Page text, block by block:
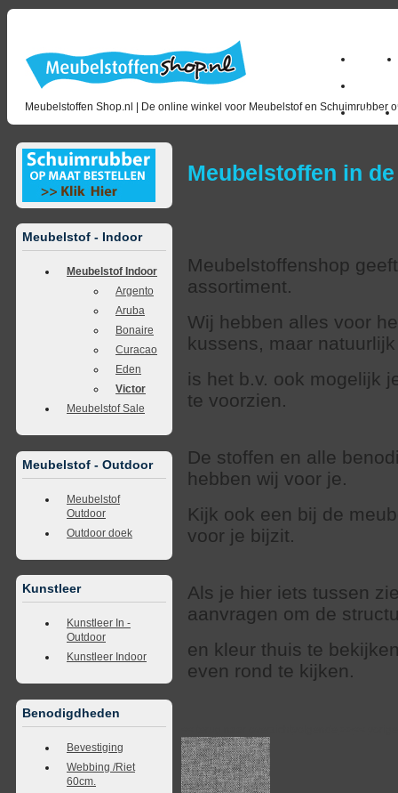
Meubelstoffen Shop.nl | De online winkel voor Meubelstof en Schuimrubber
Home
Outlet
Meubelstof - Indoor
Meubelstof Indoor
Argento
Aruba
Bonaire
Curacao
Eden
Victor
Meubelstof Sale
Meubelstof - Outdoor
Meubelstof
Outdoor
Outdoor doek
Kunstleer
Kunstleer In -
Outdoor
Kunstleer Indoor
Benodigdheden
Bevestiging
Webbing /Riet
60cm.
Meubelstoffen in
Meubelstoffenshop
assortiment.
Wij hebben alles voor
kussens, maar
is het b.v. ook mogelijk
te voorzien.
De stoffen en alle
hebben wij voor je.
Kijk ook een bij de
voor je bijzit.
Als je hier iets tussen
aanvragen om de
en kleur thuis te
even rond te kijken.